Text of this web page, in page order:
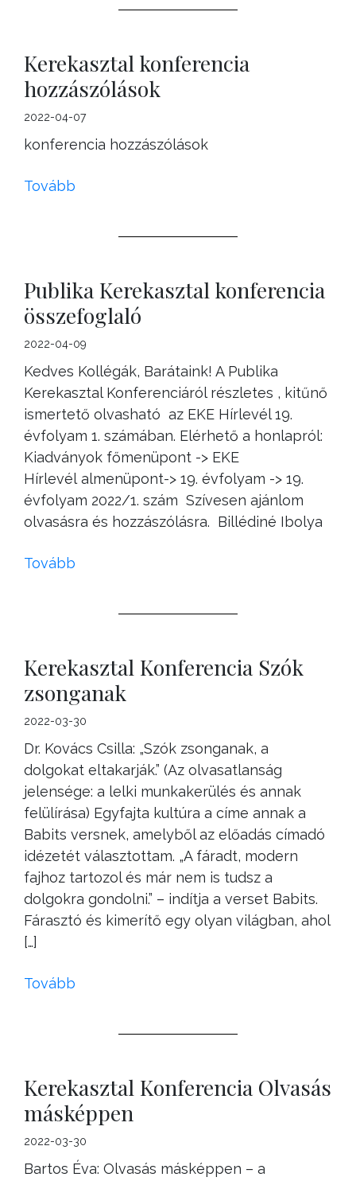
Kerekasztal konferencia
hozzászólások
2022-04-07
konferencia hozzászólások
Tovább
Publika Kerekasztal konferencia
összefoglaló
2022-04-09
Kedves Kollégák, Barátaink! A Publika
Kerekasztal Konferenciáról részletes , kitűnő
ismertető olvasható az EKE Hírlevél 19.
évfolyam 1. számában. Elérhető a honlapról:
Kiadványok főmenüpont -> EKE
Hírlevél almenüpont-> 19. évfolyam -> 19.
évfolyam 2022/1. szám Szívesen ajánlom
olvasásra és hozzászólásra. Billédiné Ibolya
Tovább
Kerekasztal Konferencia Szók
zsonganak
2022-03-30
Dr. Kovács Csilla: „Szók zsonganak, a
dolgokat eltakarják.” (Az olvasatlanság
jelensége: a lelki munkakerülés és annak
felülírása) Egyfajta kultúra a címe annak a
Babits versnek, amelyből az előadás címadó
idézetét választottam. „A fáradt, modern
fajhoz tartozol és már nem is tudsz a
dolgokra gondolni.” – indítja a verset Babits.
Fárasztó és kimerítő egy olyan világban, ahol
[…]
Tovább
Kerekasztal Konferencia Olvasás
másképpen
2022-03-30
Bartos Éva: Olvasás másképpen – a